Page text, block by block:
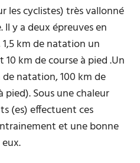
les cyclistes) très vallonné
y a deux épreuves en
km de natation un
km de course à pied .Un
natation, 100 km de
Sous une chaleur
(es) effectuent ces
et une bonne